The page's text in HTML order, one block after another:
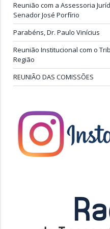
Reunião com a Assessoria
Senador José Porfírio
Parabéns, Dr. Paulo Vinícius
Reunião Institucional com o
Região
REUNIÃO DAS COMISSÕES